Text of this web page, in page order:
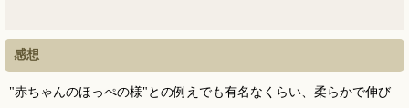
感想
"赤ちゃんのほっぺの様"との例えでも有名なくらい、柔らかで伸び